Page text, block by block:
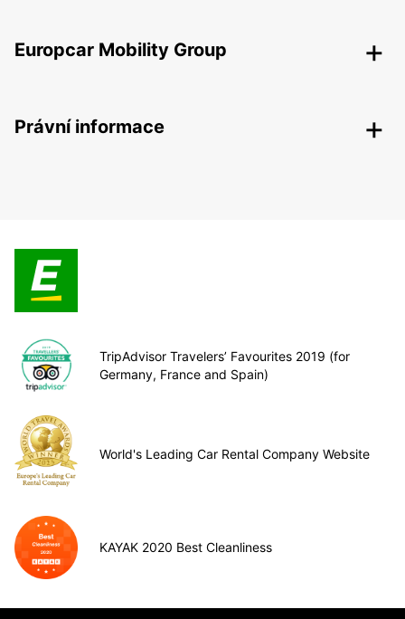
Europcar Mobility Group
Právní informace
TripAdvisor Travelers’ Favourites 2019 (for
Germany, France and Spain)
World's Leading Car Rental Company Website
KAYAK 2020 Best Cleanliness